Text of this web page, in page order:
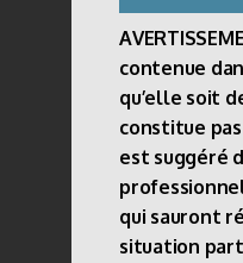
contenue
qu’elle soit
constitue
est suggéré
qui sauront
situation